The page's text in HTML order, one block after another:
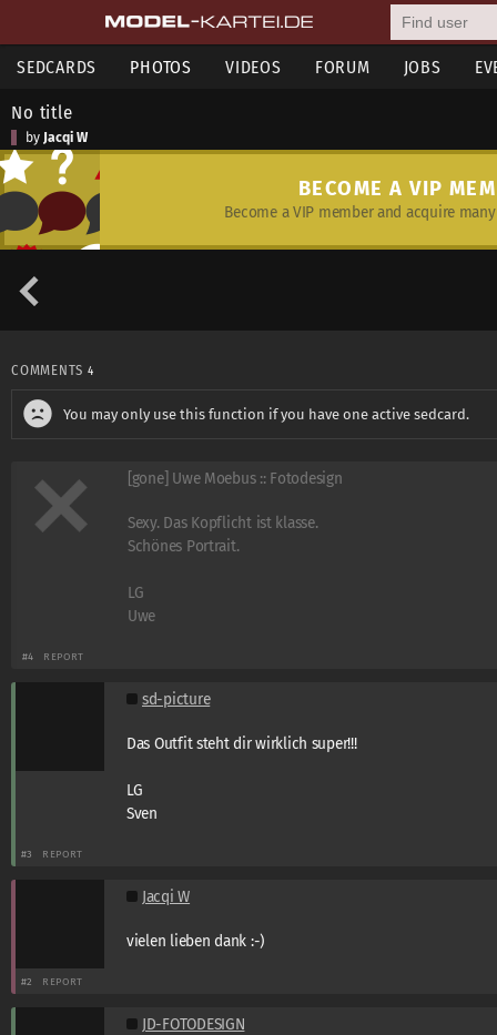
SEDCARDS PHOTOS VIDEOS FORUM JOBS
No title
by Jacqi W
BECOME A VIP
Become a VIP member and acquire
COMMENTS 4
You may only use this function if you have one active sedcard.
[gone] Uwe Moebus :: Fotodesign
Sexy. Das Kopflicht ist klasse.
Schönes Portrait.
LG
Uwe
#4 REPORT
sd-picture
Das Outfit steht dir wirklich super!!!
LG
Sven
#3 REPORT
Jacqi W
vielen lieben dank :-)
#2 REPORT
JD-FOTODESIGN